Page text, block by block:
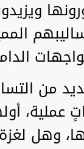
من
عملية،
وهل